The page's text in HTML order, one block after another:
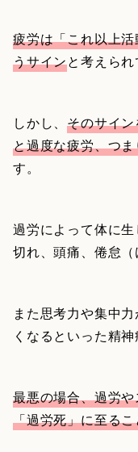
疲労は「これ以上
うサインと考えられ
しかし、そのサイ
と過度な疲労、つ
す。
過労によって体に
切れ、頭痛、倦怠（
また思考力や集中
くなるといった精
最悪の場合、過労
「過労死」に至る